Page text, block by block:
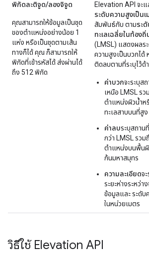
พิกัดละติจูด/ลองจิจูด
คุณสามารถให้ข้อมูลเป็นชุด
ของตำแหน่งอย่างน้อย 1
แห่ง หรือเป็นชุดตามเส้น
ทางก็ได้ คุณ ก็สามารถให้
พิกัดที่เข้ารหัสได้ ส่งผ่านได้
ถึง 512 พิกัด
Elevation API จะ
ระดับความสูงเป็นเ
สัมพันธ์กับ ตามระ
ทะเลเฉลี่ยในท้องถิ่
(LMSL) แสดงผลร
ความสูงเป็นบวกได้
ติดลบตามที่ระบุไว้ด้
ค่าบวกจะระบุส
เหนือ LMSL รว
ตำแหน่งผิวน้ำห
ทะเลสาบบนที่สูง
ค่าลบระบุสถาน
กว่า LMSL รวม
ตำแหน่งบนพื้น
ก้นมหาสมุทร
ความละเอียดจะ
ระยะห่างระหว่า
ข้อมูลและ ระดับ
ในหน่วยเมตร
วิธีใช้ Elevation API